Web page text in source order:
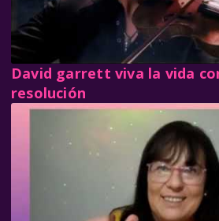
David garrett viva la vida
resolución